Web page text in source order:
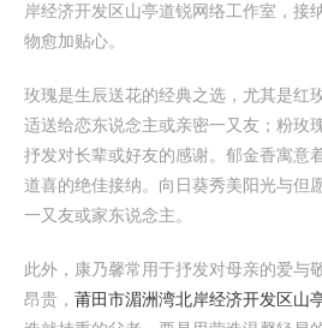
岸经济开发区山亭道锐网络工作室，接
物愈加贴心。
玫瑰是生辰送花的经典之选，尤其是红
适送给恋东说念主或亲密一又友；粉玫
抒发对长辈或好友的感谢。郁金香寓意
道喜的绝佳接纳。向日葵秀美阳光与但
一又友或家东说念主。
此外，康乃馨常用于抒发对母亲的爱与
昂贵， 莆田市湄洲湾北岸经济开发区山